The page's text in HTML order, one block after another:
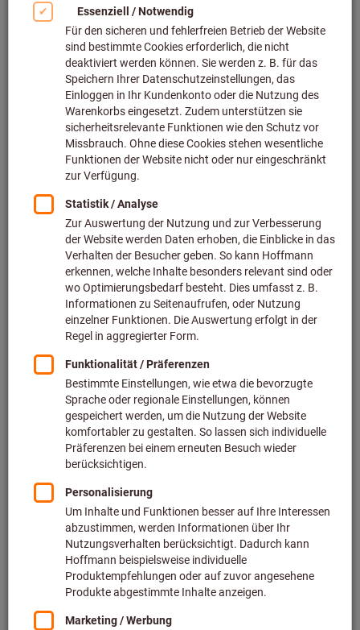
Bild zum Vergrößern anklicken
Preis pro 1 Stück
zzgl. Versandkosten
Netto: 30,41 €
In den Warenkorb